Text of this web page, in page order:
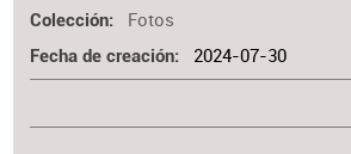
Colección Fotos
Fecha de creación 2024-07-30